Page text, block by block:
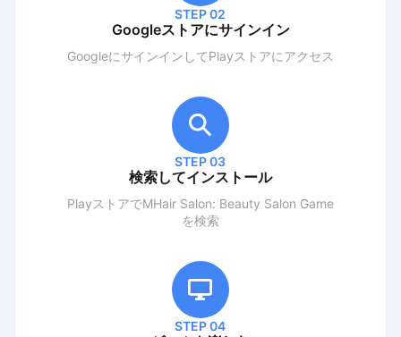
STEP 02
Googleストアにサインイン
GoogleにサインインしてPlayストアにアクセス
STEP 03
検索してインストール
PlayストアでMHair Salon: Beauty Salon Game
を検索
STEP 04